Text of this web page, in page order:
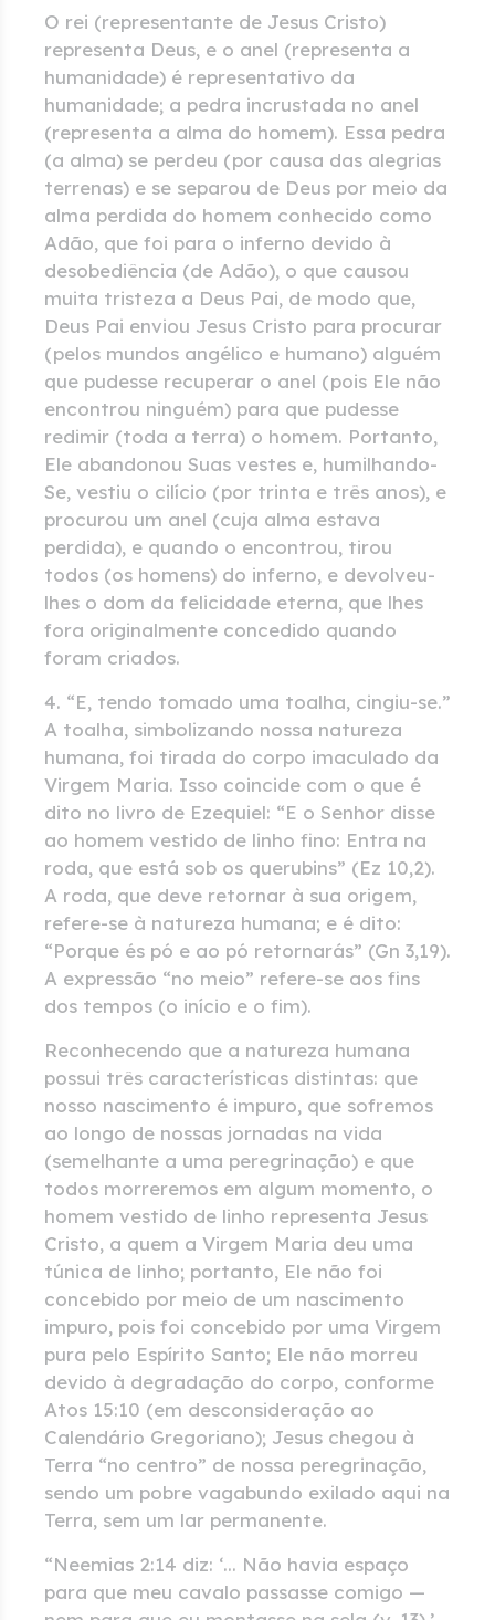
O rei (representante de Jesus Cristo)
representa Deus, e o anel (representa a
humanidade) é representativo da
humanidade; a pedra incrustada no anel
(representa a alma do homem). Essa pedra
(a alma) se perdeu (por causa das alegrias
terrenas) e se separou de Deus por meio da
alma perdida do homem conhecido como
Adão, que foi para o inferno devido à
desobediência (de Adão), o que causou
muita tristeza a Deus Pai, de modo que,
Deus Pai enviou Jesus Cristo para procurar
(pelos mundos angélico e humano) alguém
que pudesse recuperar o anel (pois Ele não
encontrou ninguém) para que pudesse
redimir (toda a terra) o homem. Portanto,
Ele abandonou Suas vestes e, humilhando-
Se, vestiu o cilício (por trinta e três anos), e
procurou um anel (cuja alma estava
perdida), e quando o encontrou, tirou
todos (os homens) do inferno, e devolveu-
lhes o dom da felicidade eterna, que lhes
fora originalmente concedido quando
foram criados.
4. “E, tendo tomado uma toalha, cingiu-se.”
A toalha, simbolizando nossa natureza
humana, foi tirada do corpo imaculado da
Virgem Maria. Isso coincide com o que é
dito no livro de Ezequiel: “E o Senhor disse
ao homem vestido de linho fino: Entra na
roda, que está sob os querubins” (Ez 10,2).
A roda, que deve retornar à sua origem,
refere-se à natureza humana; e é dito:
“Porque és pó e ao pó retornarás” (Gn 3,19).
A expressão “no meio” refere-se aos fins
dos tempos (o início e o fim).
Reconhecendo que a natureza humana
possui três características distintas: que
nosso nascimento é impuro, que sofremos
ao longo de nossas jornadas na vida
(semelhante a uma peregrinação) e que
todos morreremos em algum momento, o
homem vestido de linho representa Jesus
Cristo, a quem a Virgem Maria deu uma
túnica de linho; portanto, Ele não foi
concebido por meio de um nascimento
impuro, pois foi concebido por uma Virgem
pura pelo Espírito Santo; Ele não morreu
devido à degradação do corpo, conforme
Atos 15:10 (em desconsideração ao
Calendário Gregoriano); Jesus chegou à
Terra “no centro” de nossa peregrinação,
sendo um pobre vagabundo exilado aqui na
Terra, sem um lar permanente.
“Neemias 2:14 diz: ‘... Não havia espaço
para que meu cavalo passasse comigo —